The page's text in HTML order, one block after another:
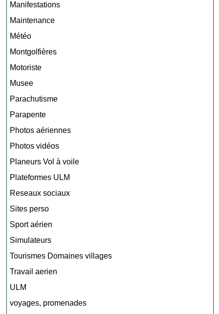
Manifestations
Maintenance
Météo
Montgolfières
Motoriste
Musee
Parachutisme
Parapente
Photos aériennes
Photos vidéos
Planeurs Vol à voile
Plateformes ULM
Reseaux sociaux
Sites perso
Sport aérien
Simulateurs
Tourismes Domaines villages
Travail aerien
ULM
voyages, promenades